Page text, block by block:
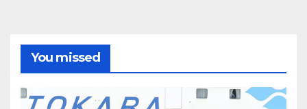
You missed